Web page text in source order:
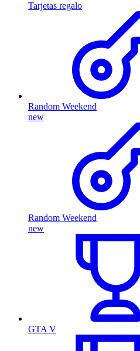
Tarjetas regalo
Random Weekend
new
Random Weekend
new
GTA V